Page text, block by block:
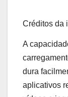
Créditos da
A
dura
aplicativos